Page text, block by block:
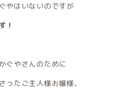
やはいないのですが
！
ぐやさんのために
ったご主人様お嬢様、